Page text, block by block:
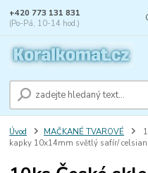
+420 773 131 831
(Po-Pá, 10-14 hod.)
Úvod MAČKANÉ TVAROVÉ
kapky 10x14mm světlý safír/ celsian